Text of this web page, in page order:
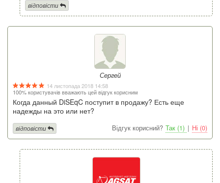
відповісти
Сергей
14 листопада 2018 14:58
100% користувачів вважають цей відгук корисним
Когда данный DiSEqC поступит в продажу? Есть еще
надежды на это или нет?
Відгук корисний? Так (1) | Ні (0)
відповісти